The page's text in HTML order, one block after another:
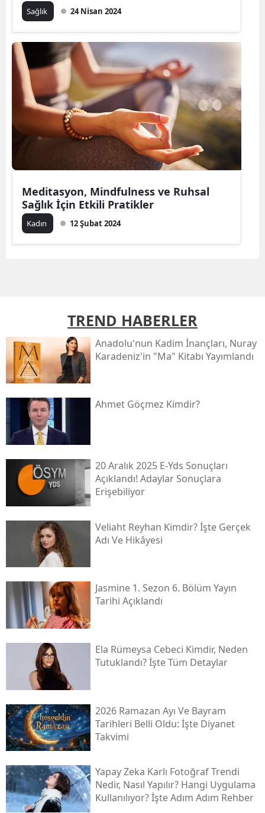
Sağlık 24 Nisan 2024
Meditasyon, Mindfulness ve Ruhsal
Sağlık İçin Etkili Pratikler
Kadın 12 Şubat 2024
TREND HABERLER
Anadolu'nun Kadim İnançları, Nuray
Karadeniz'in "ma" Kitabı Yayımlandı
Ahmet Göçmez Kimdir?
20 Aralık 2025 E-Yds Sonuçları
Açıklandı! Adaylar Sonuçlara
Erişebiliyor
Veliaht Reyhan Kimdir? İşte Gerçek
Adı Ve Hikâyesi
Jasmine 1. Sezon 6. Bölüm Yayın
Tarihi Açıklandı
Ela Rümeysa Cebeci Kimdir, Neden
Tutuklandı? İşte Tüm Detaylar
2026 Ramazan Ayı Ve Bayram
Tarihleri Belli Oldu: İşte Diyanet
Takvimi
Yapay Zeka Karlı Fotoğraf Trendi
Nedir, Nasıl Yapılır? Hangi Uygulama
Kullanılıyor? İşte Adım Adım Rehber